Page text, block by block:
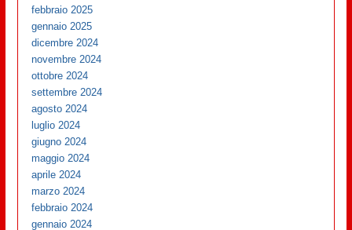
febbraio 2025
gennaio 2025
dicembre 2024
novembre 2024
ottobre 2024
settembre 2024
agosto 2024
luglio 2024
giugno 2024
maggio 2024
aprile 2024
marzo 2024
febbraio 2024
gennaio 2024